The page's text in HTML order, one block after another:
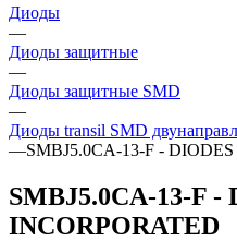
Диоды
—
Диоды защитные
—
Диоды защитные SMD
—
Диоды transil SMD
—SMBJ5.0CA-13-F -
SMBJ5.0CA-13-F -
INCORPORATED